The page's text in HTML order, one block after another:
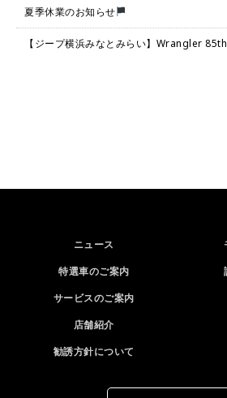
夏季休業のお知らせ
【ジープ横浜みなとみらい】Wrangler
ニュース
特選車のご案内
サービスのご案内
店舗紹介
勧誘方針について